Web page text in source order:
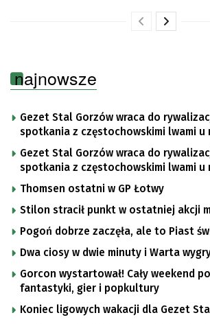
najnowsze
Gezet Stal Gorzów wraca do
spotkania z częstochowskimi lwami u
Gezet Stal Gorzów wraca do
spotkania z częstochowskimi lwami u
Thomsen ostatni w GP Łotwy
Stilon stracił punkt w ostatniej akcji
Pogoń dobrze zaczęła, ale to Piast
Dwa ciosy w dwie minuty i Warta
Gorcon wystartował! Cały weekend
fantastyki, gier i popkultury
Koniec ligowych wakacji dla Gezet